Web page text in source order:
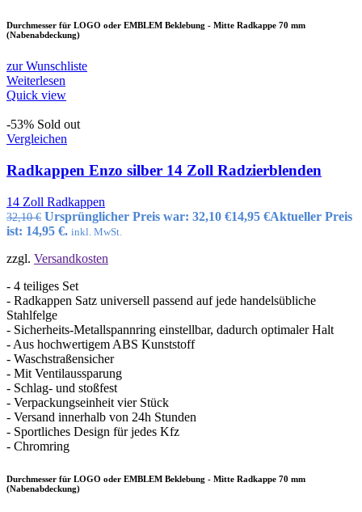
Durchmesser für LOGO oder EMBLEM Beklebung - Mitte Radkappe 70 mm
(Nabenabdeckung)
zur Wunschliste
Weiterlesen
Quick view
-53% Sold out
Vergleichen
Radkappen Enzo silber 14 Zoll Radzierblenden
14 Zoll Radkappen
32,10€ Ursprünglicher Preis war: 32,10 €14,95 €Aktueller Preis
ist: 14,95 €. inkl. MwSt.
zzgl. Versandkosten
- 4 teiliges Set
- Radkappen Satz universell passend auf jede handelsübliche
Stahlfelge
- Sicherheits-Metallspannring einstellbar, dadurch optimaler Halt
- Aus hochwertigem ABS Kunststoff
- Waschstraßensicher
- Mit Ventilaussparung
- Schlag- und stoßfest
- Verpackungseinheit vier Stück
- Versand innerhalb von 24h Stunden
- Sportliches Design für jedes Kfz
- Chromring
Durchmesser für LOGO oder EMBLEM Beklebung - Mitte Radkappe 70 mm
(Nabenabdeckung)